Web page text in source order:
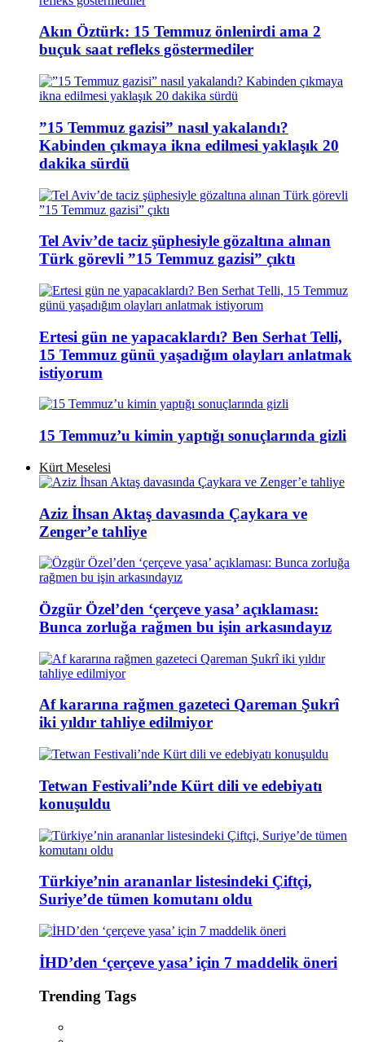
Akın Öztürk: 15 Temmuz önlenirdi ama 2
buçuk saat refleks göstermediler
”15 Temmuz gazisi” nasıl yakalandı?
Kabinden çıkmaya ikna edilmesi yaklaşık 20
dakika sürdü
Tel Aviv’de taciz şüphesiyle gözaltına alınan
Türk görevli ”15 Temmuz gazisi” çıktı
Ertesi gün ne yapacaklardı? Ben Serhat Telli,
15 Temmuz günü yaşadığım olayları anlatmak
istiyorum
15 Temmuz’u kimin yaptığı sonuçlarında gizli
Kürt Meselesi
Aziz İhsan Aktaş davasında Çaykara ve
Zenger’e tahliye
Özgür Özel’den ‘çerçeve yasa’ açıklaması:
Bunca zorluğa rağmen bu işin arkasındayız
Af kararına rağmen gazeteci Qareman Şukrî
iki yıldır tahliye edilmiyor
Tetwan Festivali’nde Kürt dili ve edebiyatı
konuşuldu
Türkiye’nin arananlar listesindeki Çiftçi,
Suriye’de tümen komutanı oldu
İHD’den ‘çerçeve yasa’ için 7 maddelik öneri
Trending Tags